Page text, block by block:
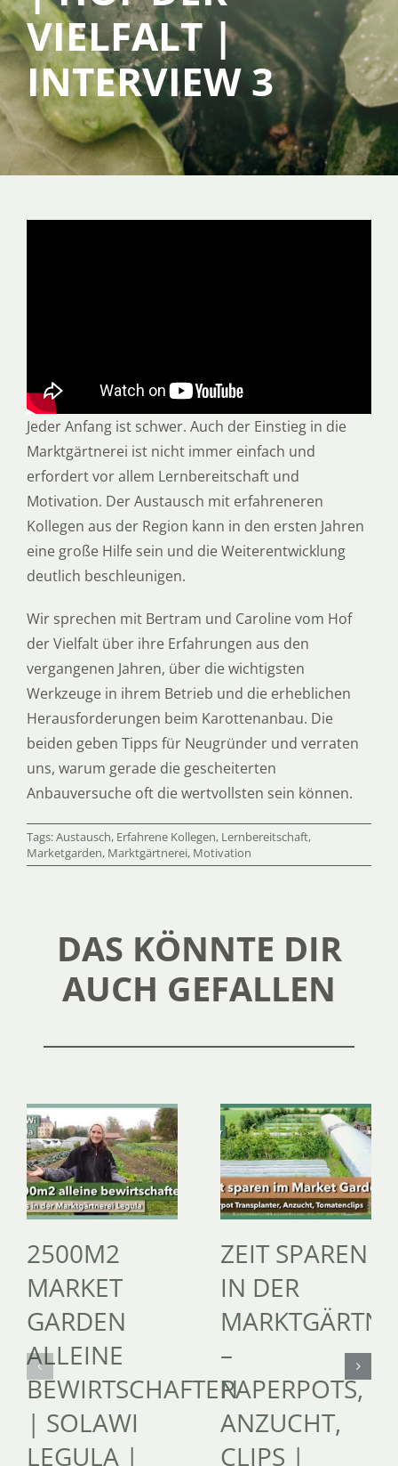
SERVICE
ÜBER UNS
VIELFALT |
INTERVIEW 3
Jeder Anfang ist schwer. Auch der Einstieg in die
Marktgärtnerei ist nicht immer einfach und
erfordert vor allem Lernbereitschaft und
Motivation. Der Austausch mit erfahreneren
Kollegen aus der Region kann in den ersten Jahren
eine große Hilfe sein und die Weiterentwicklung
deutlich beschleunigen.
Wir sprechen mit Bertram und Caroline vom Hof
der Vielfalt über ihre Erfahrungen aus den
vergangenen Jahren, über die wichtigsten
Werkzeuge in ihrem Betrieb und die erheblichen
Herausforderungen beim Karottenanbau. Die
beiden geben Tipps für Neugründer und verraten
uns, warum gerade die gescheiterten
Anbauversuche oft die wertvollsten sein können.
Tags:Austausch, Erfahrene Kollegen, Lernbereitschaft,
Marketgarden, Marktgärtnerei, Motivation
DAS KÖNNTE DIR
AUCH GEFALLEN
2500M2
MARKET
GARDEN
ALLEINE
BEWIRTSCHAFTEN
| SOLAWI
LEGULA |
ZEIT SPAREN
IN DER
–
PAPERPOTS,
ANZUCHT,
CLIPS |